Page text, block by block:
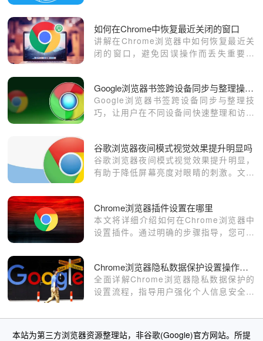
如何在Chrome中恢复最近关闭的窗口
讲解在Chrome浏览器中如何恢复最近关
闭的窗口，避免因误操作而丢失重要信
Google浏览器书签跨设备同步与整理操作技巧
Google浏览器书签跨设备同步与整理技
巧，让用户在不同设备间快速整理和访问
谷歌浏览器夜间模式视觉效果提升明显吗
谷歌浏览器夜间模式视觉效果提升明显，
有助于降低屏幕亮度对眼睛的刺激。文章
Chrome浏览器插件设置在哪里
本文将详细介绍如何在Chrome浏览器中
设置插件。通过明确的步骤指导，您可以
通过谷歌浏览器官网获取插件。
Chrome浏览器隐私数据保护设置操作全流程详解教程
全面详解Chrome浏览器隐私数据保护的
设置流程，指导用户强化个人信息安全，
本站为第三方浏览器资源整理站，非谷歌(Google)官方网站。所提